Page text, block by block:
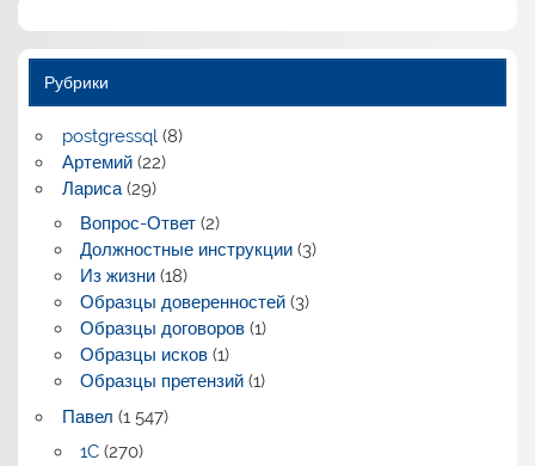
Рубрики
postgressql(8)
Артемий(22)
Лариса(29)
Вопрос-Ответ(2)
Должностные инструкции(3)
Из жизни(18)
Образцы доверенностей(3)
Образцы договоров(1)
Образцы исков(1)
Образцы претензий(1)
Павел (1 547)
1C(270)